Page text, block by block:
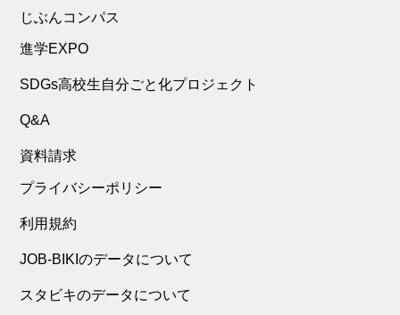
じぶんコンパス
進学EXPO
SDGs高校生自分ごと化プロジェクト
Q&A
資料請求
プライバシーポリシー
利用規約
JOB-BIKIのデータについて
スタビキのデータについて